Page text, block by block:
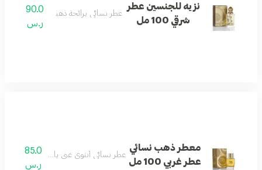
نزيه للجنسين عطر
شرقي 100 مل
عطر نسائي برائحة ذهبية غنية وفاخرة.
90.0
ر.س
معطر ذهب نسائي
عطر غربي 100 مل
عطر نسائي أنثوي غني بالنفحات الزهرية
85.0
ر.س